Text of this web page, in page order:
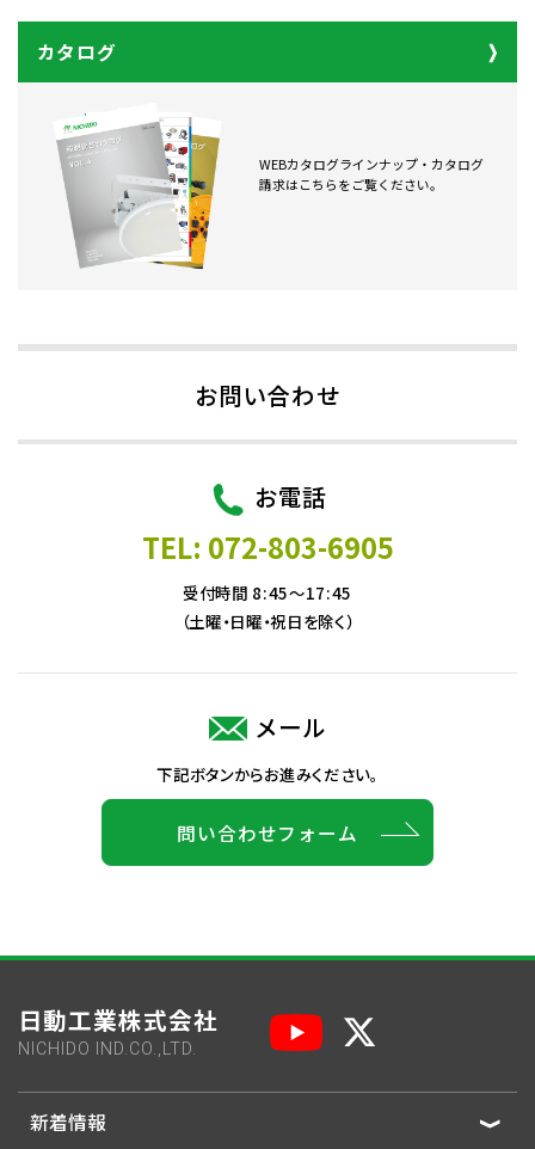
カタログ
WEBカタログラインナップ・カタログ
請求はこちらをご覧ください。
お問い合わせ
お電話
TEL: 072-803-6905
受付時間 8:45～17:45
（土曜・日曜・祝日を除く）
メール
下記ボタンからお進みください。
問い合わせフォーム
日動工業株式会社
NICHIDO IND.CO.,LTD.
新着情報